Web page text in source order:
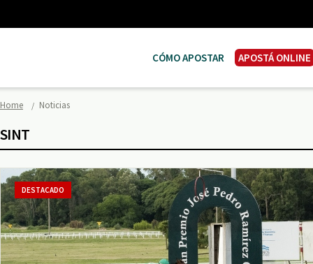
CÓMO APOSTAR APOSTÁ ONLINE
Home Noticias
SINT
DESTACADO